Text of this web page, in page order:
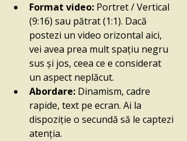
Format video: Portret / Vertical
(9:16) sau pătrat (1:1). Dacă
postezi un video orizontal aici,
vei avea prea mult spațiu negru
sus și jos, ceea ce e considerat
un aspect neplăcut.
Abordare: Dinamism, cadre
rapide, text pe ecran. Ai la
dispoziție o secundă să le captezi
atenția.